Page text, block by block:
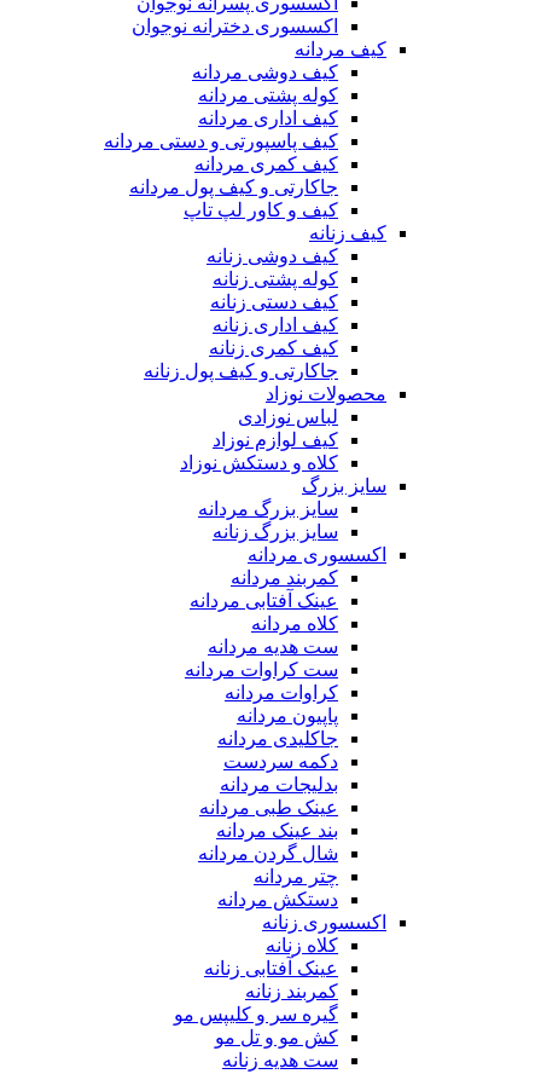
اکسسوری دخترانه نوجوان
کیف مردانه
کیف دوشی مردانه
کوله پشتی مردانه
کیف اداری مردانه
کیف پاسپورتی و دستی مردانه
کیف کمری مردانه
جاکارتی و کیف پول مردانه
کیف و کاور لپ تاپ
کیف زنانه
کیف دوشی زنانه
کوله پشتی زنانه
کیف دستی زنانه
کیف اداری زنانه
کیف کمری زنانه
جاکارتی و کیف پول زنانه
محصولات نوزاد
لباس نوزادی
کیف لوازم نوزاد
کلاه و دستکش نوزاد
سایز بزرگ
سایز بزرگ مردانه
سایز بزرگ زنانه
اکسسوری مردانه
کمربند مردانه
عینک آفتابی مردانه
کلاه مردانه
ست هدیه مردانه
ست کراوات مردانه
کراوات مردانه
پاپیون مردانه
جاکلیدی مردانه
دکمه سردست
بدلیجات مردانه
عینک طبی مردانه
بند عینک مردانه
شال گردن مردانه
چتر مردانه
دستکش مردانه
اکسسوری زنانه
کلاه زنانه
عینک آفتابی زنانه
کمربند زنانه
گیره سر و کلیپس مو
کش مو و تل مو
ست هدیه زنانه